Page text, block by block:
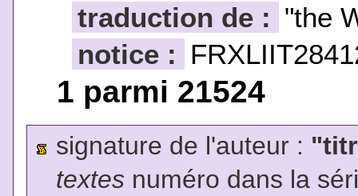
traduction de : "the
notice :
1 parmi 21524
signature de l'auteur :
textesnuméro dans la